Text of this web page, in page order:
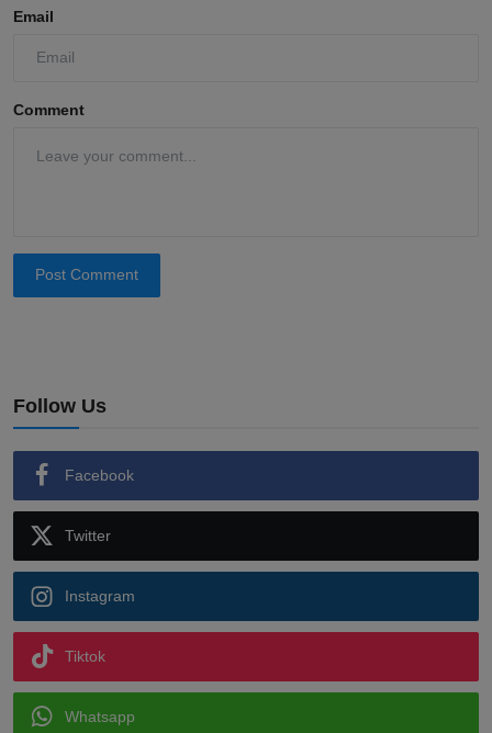
Email
Comment
Post Comment
Follow Us
Facebook
Twitter
Instagram
Tiktok
Whatsapp